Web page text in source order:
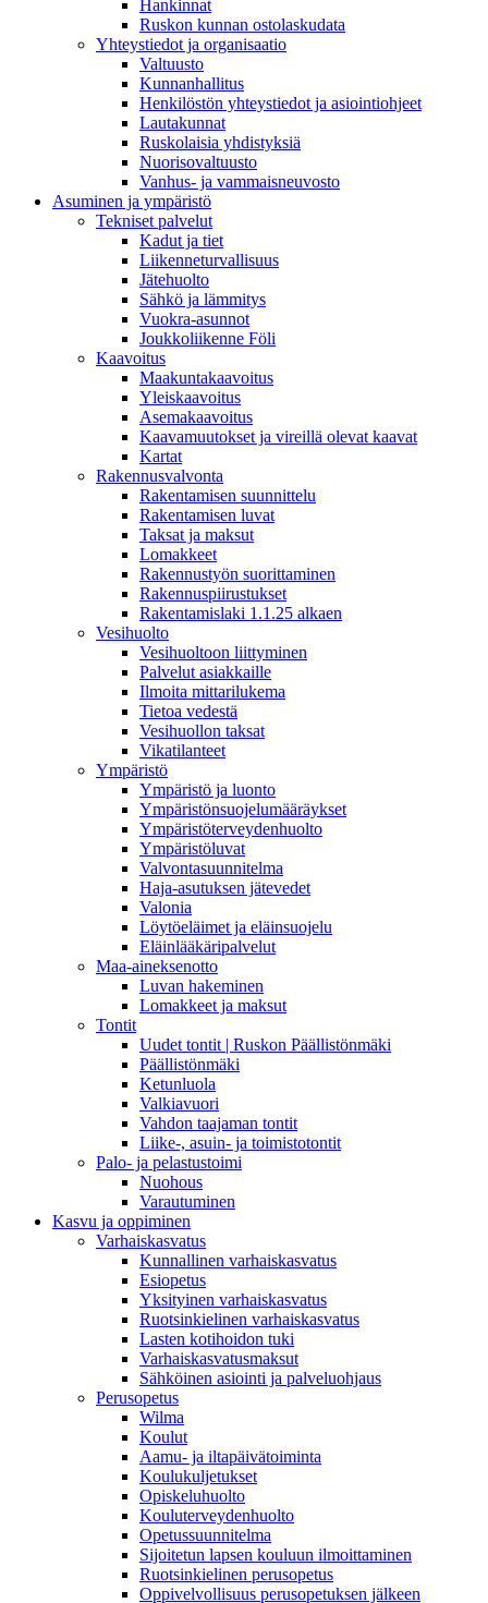
Hankinnat
Ruskon kunnan ostolaskudata
Yhteystiedot ja organisaatio
Valtuusto
Kunnanhallitus
Henkilöstön yhteystiedot ja asiointiohjeet
Lautakunnat
Ruskolaisia yhdistyksiä
Nuorisovaltuusto
Vanhus- ja vammaisneuvosto
Asuminen ja ympäristö
Tekniset palvelut
Kadut ja tiet
Liikenneturvallisuus
Jätehuolto
Sähkö ja lämmitys
Vuokra-asunnot
Joukkoliikenne Föli
Kaavoitus
Maakuntakaavoitus
Yleiskaavoitus
Asemakaavoitus
Kaavamuutokset ja vireillä olevat kaavat
Kartat
Rakennusvalvonta
Rakentamisen suunnittelu
Rakentamisen luvat
Taksat ja maksut
Lomakkeet
Rakennustyön suorittaminen
Rakennuspiirustukset
Rakentamislaki 1.1.25 alkaen
Vesihuolto
Vesihuoltoon liittyminen
Palvelut asiakkaille
Ilmoita mittarilukema
Tietoa vedestä
Vesihuollon taksat
Vikatilanteet
Ympäristö
Ympäristö ja luonto
Ympäristönsuojelumääräykset
Ympäristöterveydenhuolto
Ympäristöluvat
Valvontasuunnitelma
Haja-asutuksen jätevedet
Valonia
Löytöeläimet ja eläinsuojelu
Eläinlääkäripalvelut
Maa-aineksenotto
Luvan hakeminen
Lomakkeet ja maksut
Tontit
Uudet tontit | Ruskon Päällistönmäki
Päällistönmäki
Ketunluola
Valkiavuori
Vahdon taajaman tontit
Liike-, asuin- ja toimistotontit
Palo- ja pelastustoimi
Nuohous
Varautuminen
Kasvu ja oppiminen
Varhaiskasvatus
Kunnallinen varhaiskasvatus
Esiopetus
Yksityinen varhaiskasvatus
Ruotsinkielinen varhaiskasvatus
Lasten kotihoidon tuki
Varhaiskasvatusmaksut
Sähköinen asiointi ja palveluohjaus
Perusopetus
Wilma
Koulut
Aamu- ja iltapäivätoiminta
Koulukuljetukset
Opiskeluhuolto
Kouluterveydenhuolto
Opetussuunnitelma
Sijoitetun lapsen kouluun ilmoittaminen
Ruotsinkielinen perusopetus
Oppivelvollisuus perusopetuksen jälkeen